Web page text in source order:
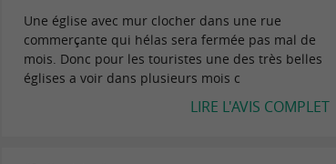
Une église avec mur clocher dans une rue
commerçante qui hélas sera fermée pas mal de
mois. Donc pour les touristes une des très belles
églises a voir dans plusieurs mois c
LIRE L'AVIS COMPLET